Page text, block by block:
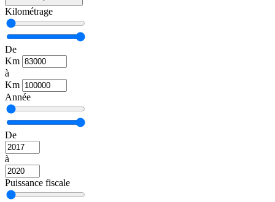
Kilométrage
De
Km
à
Km
Année
De
à
Puissance fiscale